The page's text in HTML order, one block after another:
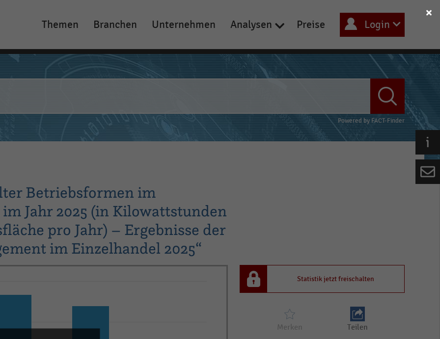
Main
navigation
Themen Branchen Unternehmen Analysen Preise Login
Powered by FACT-Finder
Betriebsformen im
Jahr 2025 (in Kilowattstunden
pro Jahr) – Ergebnisse der
im Einzelhandel 2025“
Statistik jetzt freischalten
Merken Teilen